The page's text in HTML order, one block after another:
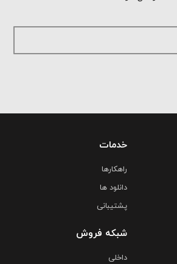
خدمات
راهکارها
دانلود ها
پشتیبانی
شبکه فروش
داخلی